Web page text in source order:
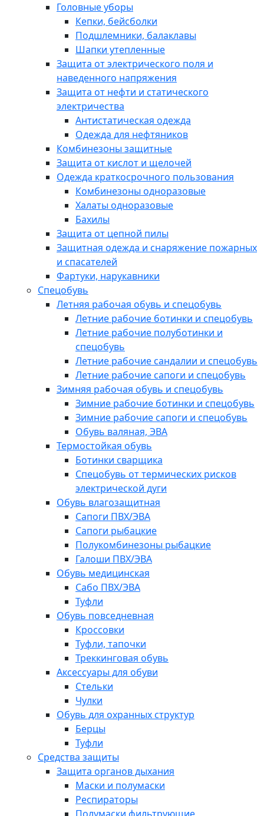
Головные уборы
Кепки, бейсболки
Подшлемники, балаклавы
Шапки утепленные
Защита от электрического поля и
наведенного напряжения
Защита от нефти и статического
электричества
Антистатическая одежда
Одежда для нефтяников
Комбинезоны защитные
Защита от кислот и щелочей
Одежда краткосрочного пользования
Комбинезоны одноразовые
Халаты одноразовые
Бахилы
Защита от цепной пилы
Защитная одежда и снаряжение пожарных
и спасателей
Фартуки, нарукавники
Спецобувь
Летняя рабочая обувь и спецобувь
Летние рабочие ботинки и спецобувь
Летние рабочие полуботинки и
спецобувь
Летние рабочие сандалии и спецобувь
Летние рабочие сапоги и спецобувь
Зимняя рабочая обувь и спецобувь
Зимние рабочие ботинки и спецобувь
Зимние рабочие сапоги и спецобувь
Обувь валяная, ЭВА
Термостойкая обувь
Ботинки сварщика
Спецобувь от термических рисков
электрической дуги
Обувь влагозащитная
Сапоги ПВХ/ЭВА
Сапоги рыбацкие
Полукомбинезоны рыбацкие
Галоши ПВХ/ЭВА
Обувь медицинская
Сабо ПВХ/ЭВА
Туфли
Обувь повседневная
Кроссовки
Туфли, тапочки
Треккинговая обувь
Аксессуары для обуви
Стельки
Чулки
Обувь для охранных структур
Берцы
Туфли
Средства защиты
Защита органов дыхания
Маски и полумаски
Респираторы